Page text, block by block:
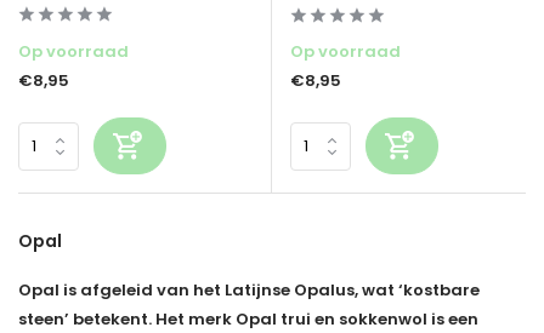
Op voorraad
€8,95
Op voorraad
€8,95
Opal
Opal is afgeleid van het Latijnse Opalus, wat ‘kostbare
steen’ betekent. Het merk Opal trui en sokkenwol is een